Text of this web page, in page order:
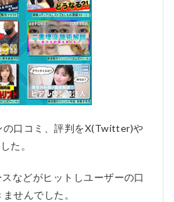
の口コミ、評判をX(Twitter)や
た。
などがヒットしユーザーの口
せんでした。